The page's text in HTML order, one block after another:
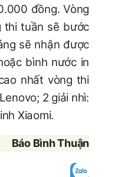
đồng. Vòng
thi tuần sẽ bước
sẽ nhận được
bình nước in
nhất vòng thi
2 giải nhì:
Xiaomi.
Báo Bình Thuận